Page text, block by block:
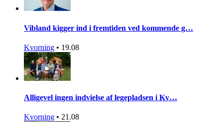
Vibland kigger ind i fremtiden ved kommende g…
Kvorning • 19.08
Alligevel ingen indvielse af legepladsen i Kv…
Kvorning • 21.08